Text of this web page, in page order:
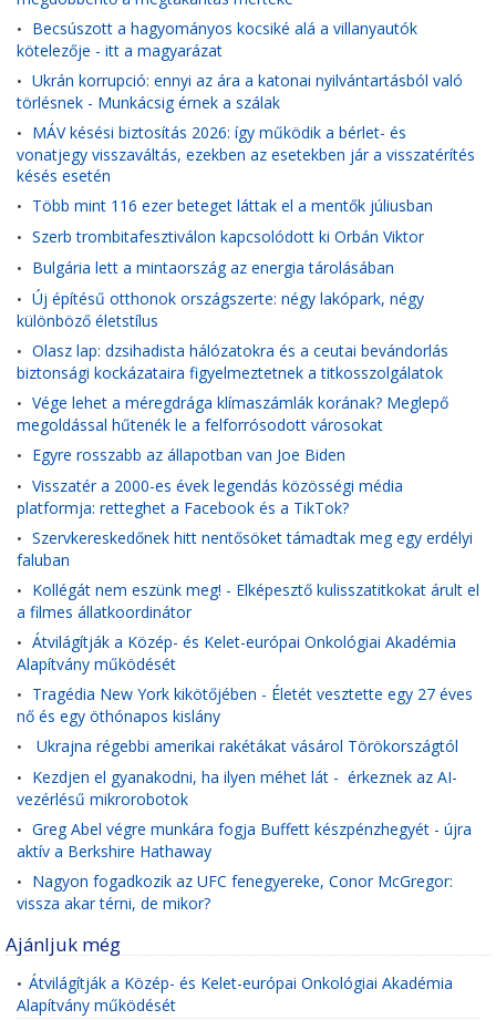
• Becsúszott a hagyományos kocsiké alá a villanyautók
kötelezője - itt a magyarázat
• Ukrán korrupció: ennyi az ára a katonai nyilvántartásból való
törlésnek - Munkácsig érnek a szálak
• MÁV késési biztosítás 2026: így működik a bérlet- és
vonatjegy visszaváltás, ezekben az esetekben jár a visszatérítés
késés esetén
• Több mint 116 ezer beteget láttak el a mentők júliusban
• Szerb trombitafesztiválon kapcsolódott ki Orbán Viktor
• Bulgária lett a mintaország az energia tárolásában
• Új építésű otthonok országszerte: négy lakópark, négy
különböző életstílus
• Olasz lap: dzsihadista hálózatokra és a ceutai bevándorlás
biztonsági kockázataira figyelmeztetnek a titkosszolgálatok
• Vége lehet a méregdrága klímaszámlák korának? Meglepő
megoldással hűtenék le a felforrósodott városokat
• Egyre rosszabb az állapotban van Joe Biden
• Visszatér a 2000-es évek legendás közösségi média
platformja: retteghet a Facebook és a TikTok?
• Szervkereskedőnek hitt nentősöket támadtak meg egy erdélyi
faluban
• Kollégát nem eszünk meg! - Elképesztő kulisszatitkokat árult el
a filmes állatkoordinátor
• Átvilágítják a Közép- és Kelet-európai Onkológiai Akadémia
Alapítvány működését
• Tragédia New York kikötőjében - Életét vesztette egy 27 éves
nő és egy öthónapos kislány
•
Ukrajna régebbi amerikai rakétákat vásárol Törökországtól
• Kezdjen el gyanakodni, ha ilyen méhet lát - érkeznek az AI-
vezérlésű mikrorobotok
• Greg Abel végre munkára fogja Buffett készpénzhegyét - újra
aktív a Berkshire Hathaway
• Nagyon fogadkozik az UFC fenegyereke, Conor McGregor:
vissza akar térni, de mikor?
Ajánljuk még
• Átvilágítják a Közép- és Kelet-európai Onkológiai Akadémia
Alapítvány működését